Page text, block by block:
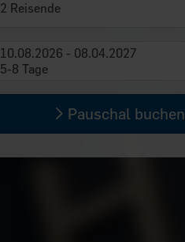
2 Reisende
10.08.2026 - 08.04.2027
5-8 Tage
Pauschal buchen